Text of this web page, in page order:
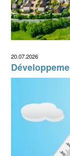
20.07.2026